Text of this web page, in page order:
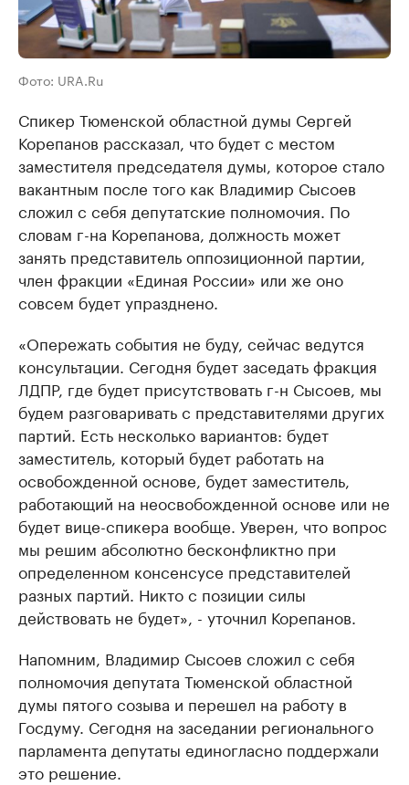
Фото: URA.Ru
Спикер Тюменской областной думы Сергей
Корепанов рассказал, что будет с местом
заместителя председателя думы, которое стало
вакантным после того как Владимир Сысоев
сложил с себя депутатские полномочия. По
словам г-на Корепанова, должность может
занять представитель оппозиционной партии,
член фракции «Единая России» или же оно
совсем будет упразднено.
«Опережать события не буду, сейчас ведутся
консультации. Сегодня будет заседать фракция
ЛДПР, где будет присутствовать г-н Сысоев, мы
будем разговаривать с представителями других
партий. Есть несколько вариантов: будет
заместитель, который будет работать на
освобожденной основе, будет заместитель,
работающий на неосвобожденной основе или не
будет вице-спикера вообще. Уверен, что вопрос
мы решим абсолютно бесконфликтно при
определенном консенсусе представителей
разных партий. Никто с позиции силы
действовать не будет», - уточнил Корепанов.
Напомним, Владимир Сысоев сложил с себя
полномочия депутата Тюменской областной
думы пятого созыва и перешел на работу в
Госдуму. Сегодня на заседании регионального
парламента депутаты единогласно поддержали
это решение.